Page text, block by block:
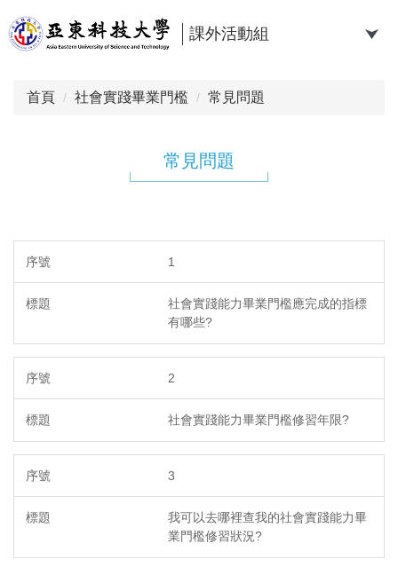
到
主
課外活動組
首頁 社會實踐畢業門檻 常見問題
常見問題
1
社會實踐能力畢業門檻應完成的指標
有哪些?
2
社會實踐能力畢業門檻修習年限?
3
我可以去哪裡查我的社會實踐能力畢
業門檻修習狀況?